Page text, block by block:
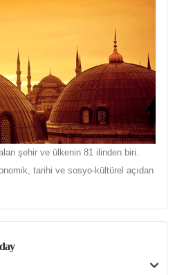
şehir ve ülkenin 81 ilinden biri.
tarihi ve sosyo-kültürel açıdan